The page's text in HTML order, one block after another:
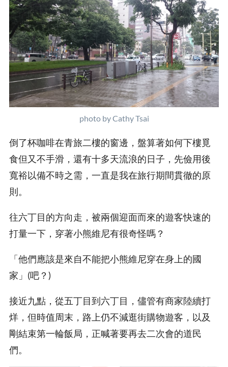
photo by Cathy Tsai
倒了杯咖啡在青旅二樓的窗邊，盤算著如何下樓覓
食但又不手滑，還有十多天流浪的日子，先儉用後
寬裕以備不時之需，一直是我在旅行期間貫徹的原
則。
往六丁目的方向走，被兩個迎面而來的遊客快速的
打量一下，穿著小熊維尼有很奇怪嗎？
「他們應該是來自不能把小熊維尼穿在身上的國
家」(吧？)
接近九點，從五丁目到六丁目，儘管有商家陸續打
烊，但時值周末，路上仍不減逛街購物遊客，以及
剛結束第一輪飯局，正喊著要再去二次會的道民
們。